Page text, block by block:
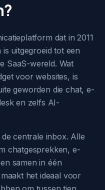
dat in 2011
uitgegroeid tot een
SaaS-wereld. Wat
voor websites, is
geworden die chat, e-
en zelfs AI-
centrale inbox. Alle
chatgesprekken, e-
samen in één
het ideaal voor